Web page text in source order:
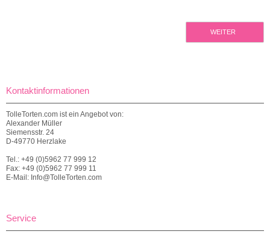
WEITER
Kontaktinformationen
TolleTorten.com ist ein Angebot von:
Alexander Müller
Siemensstr. 24
D-49770 Herzlake
Tel.: +49 (0)5962 77 999 12
Fax: +49 (0)5962 77 999 11
E-Mail: Info@TolleTorten.com
Service